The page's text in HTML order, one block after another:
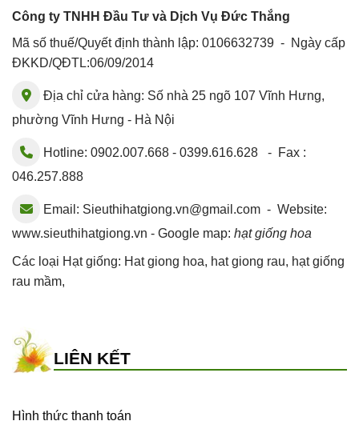
Công ty TNHH Đầu Tư và Dịch Vụ Đức Thắng
Mã số thuế/Quyết định thành lập: 0106632739 - Ngày cấp
ĐKKD/QĐTL:06/09/2014
Địa chỉ cửa hàng: Số nhà 25 ngõ 107 Vĩnh Hưng,
phường Vĩnh Hưng - Hà Nội
Hotline: 0902.007.668 - 0399.616.628 - Fax :
046.257.888
Email: Sieuthihatgiong.vn@gmail.com - Website:
www.sieuthihatgiong.vn - Google map: hạt giống hoa
Các loại Hạt giống: Hat giong hoa, hat giong rau, hạt giống
rau mầm,
LIÊN KẾT
Hình thức thanh toán